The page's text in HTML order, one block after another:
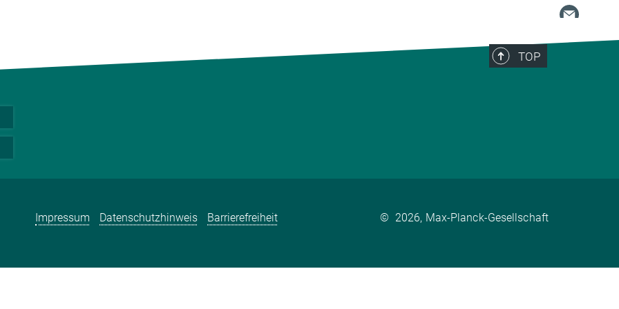
TOP
Impressum Datenschutzhinweis Barrierefreiheit © 2026, Max-Planck-Gesellschaft